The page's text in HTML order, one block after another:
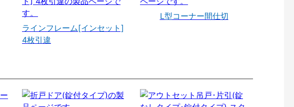
ラインフレーム[インセット]
4枚引違
L型コーナー間仕切